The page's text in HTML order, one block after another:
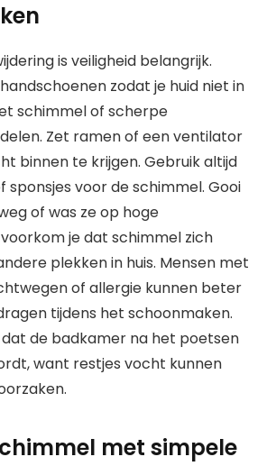
is veiligheid belangrijk.
zodat je huid niet in
schimmel of scherpe
Zet ramen of een ventilator
binnen te krijgen. Gebruik altijd
sponsjes voor de schimmel. Gooi
of was ze op hoge
je dat schimmel zich
plekken in huis. Mensen met
of allergie kunnen beter
tijdens het schoonmaken.
de badkamer na het poetsen
want restjes vocht kunnen
met simpele